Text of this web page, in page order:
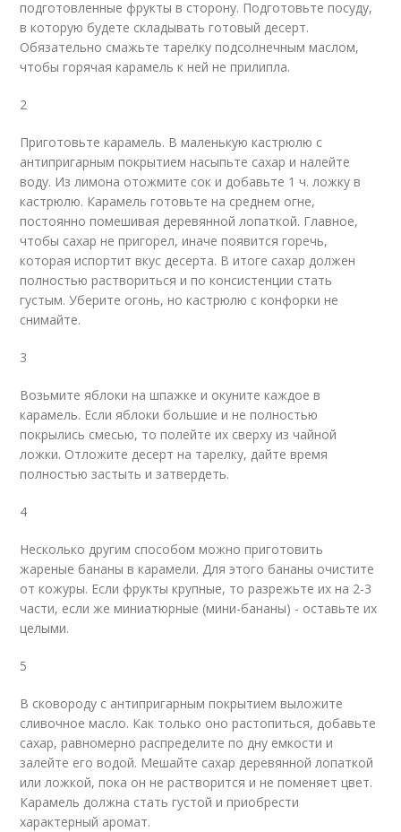
подготовленные фрукты в сторону. Подготовьте посуду,
в которую будете складывать готовый десерт.
Обязательно смажьте тарелку подсолнечным маслом,
чтобы горячая карамель к ней не прилипла.
2
Приготовьте карамель. В маленькую кастрюлю с
антипригарным покрытием насыпьте сахар и налейте
воду. Из лимона отожмите сок и добавьте 1 ч. ложку в
кастрюлю. Карамель готовьте на среднем огне,
постоянно помешивая деревянной лопаткой. Главное,
чтобы сахар не пригорел, иначе появится горечь,
которая испортит вкус десерта. В итоге сахар должен
полностью раствориться и по консистенции стать
густым. Уберите огонь, но кастрюлю с конфорки не
снимайте.
3
Возьмите яблоки на шпажке и окуните каждое в
карамель. Если яблоки большие и не полностью
покрылись смесью, то полейте их сверху из чайной
ложки. Отложите десерт на тарелку, дайте время
полностью застыть и затвердеть.
4
Несколько другим способом можно приготовить
жареные бананы в карамели. Для этого бананы очистите
от кожуры. Если фрукты крупные, то разрежьте их на 2-3
части, если же миниатюрные (мини-бананы) - оставьте их
целыми.
5
В сковороду с антипригарным покрытием выложите
сливочное масло. Как только оно растопиться, добавьте
сахар, равномерно распределите по дну емкости и
залейте его водой. Мешайте сахар деревянной лопаткой
или ложкой, пока он не растворится и не поменяет цвет.
Карамель должна стать густой и приобрести
характерный аромат.